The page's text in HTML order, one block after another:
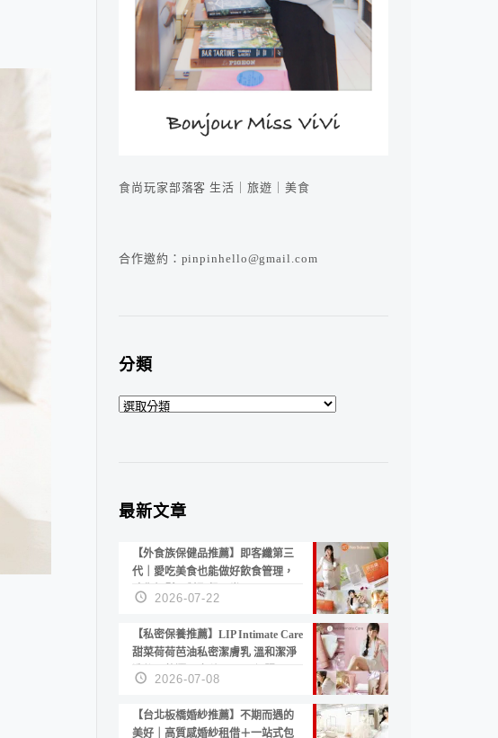
食尚玩家部落客 生活｜旅遊｜美食
合作邀約：pinpinhello@gmail.com
分類
分
最新文章
【外食族保健品推薦】即客纖第三
代｜愛吃美食也能做好飲食管理，
陪你輕鬆面對聚餐日常！
2026-07-22
【私密保養推薦】LIP Intimate Care
甜菜荷荷芭油私密潔膚乳 溫和潔淨
洗後不乾澀 不起泡反而更舒服！
2026-07-08
【台北板橋婚紗推薦】不期而遇的
美好｜高質感婚紗租借＋一站式包